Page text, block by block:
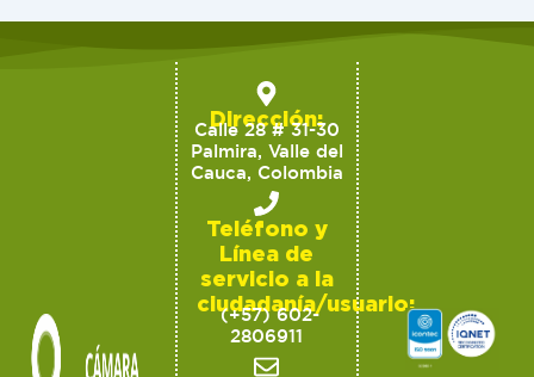
Dirección:
Calle 28 # 31-30
Palmira, Valle del
Cauca, Colombia
Teléfono y
Línea de
servicio a la
ciudadanía/usuario:
(+57) 602-
2806911